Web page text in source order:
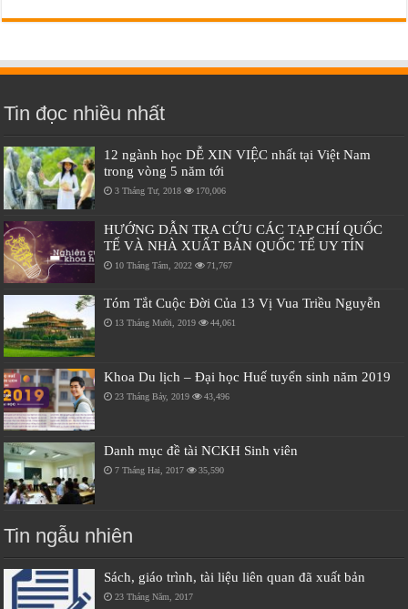
Tin đọc nhiều nhất
12 ngành học DỄ XIN VIỆC nhất tại Việt Nam
trong vòng 5 năm tới
3 Tháng Tư, 2018 170,006
HƯỚNG DẪN TRA CỨU CÁC TẠP CHÍ QUỐC
TẾ VÀ NHÀ XUẤT BẢN QUỐC TẾ UY TÍN
10 Tháng Tám, 2022 71,767
Tóm Tắt Cuộc Đời Của 13 Vị Vua Triều Nguyễn
13 Tháng Mười, 2019 44,061
Khoa Du lịch – Đại học Huế tuyển sinh năm 2019
23 Tháng Bảy, 2019 43,496
Danh mục đề tài NCKH Sinh viên
7 Tháng Hai, 2017 35,590
Tin ngẫu nhiên
Sách, giáo trình, tài liệu liên quan đã xuất bản
23 Tháng Năm, 2017